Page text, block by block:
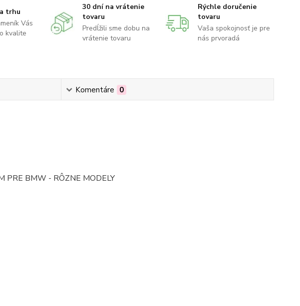
trhu
Vás
kvalite
30 dní na vrátenie
tovaru
Predĺžili sme dobu na
vrátenie tovaru
Rýchle doručenie
tovaru
Vaša spokojnosť je pre
nás prvoradá
Komentáre 0
PRE BMW - RÔZNE MODELY